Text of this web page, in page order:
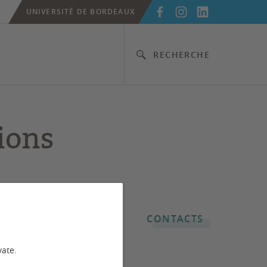
RECHERCHE
UNIVERSITÉ DE BORDEAUX
CONTACTS